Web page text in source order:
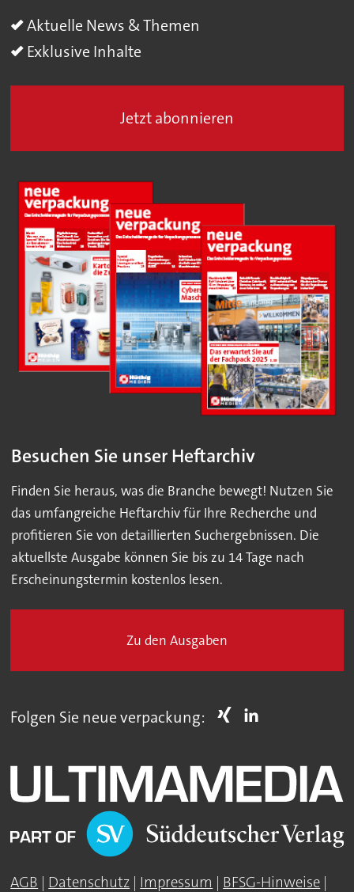
Aktuelle News & Themen
Exklusive Inhalte
Jetzt abonnieren
Besuchen Sie unser Heftarchiv
Finden Sie heraus, was die Branche bewegt! Nutzen Sie
das umfangreiche Heftarchiv für Ihre Recherche und
profitieren Sie von detaillierten Suchergebnissen. Die
aktuellste Ausgabe können Sie bis zu 14 Tage nach
Erscheinungstermin kostenlos lesen.
Zu den Ausgaben
Folgen Sie neue verpackung:
AGB | Datenschutz | Impressum | BFSG-Hinweise |